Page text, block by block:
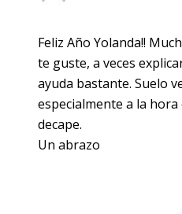
Feliz Año Yolanda!!
te guste, a veces
ayuda bastante. Suelo
especialmente a la
decape.
Un abrazo